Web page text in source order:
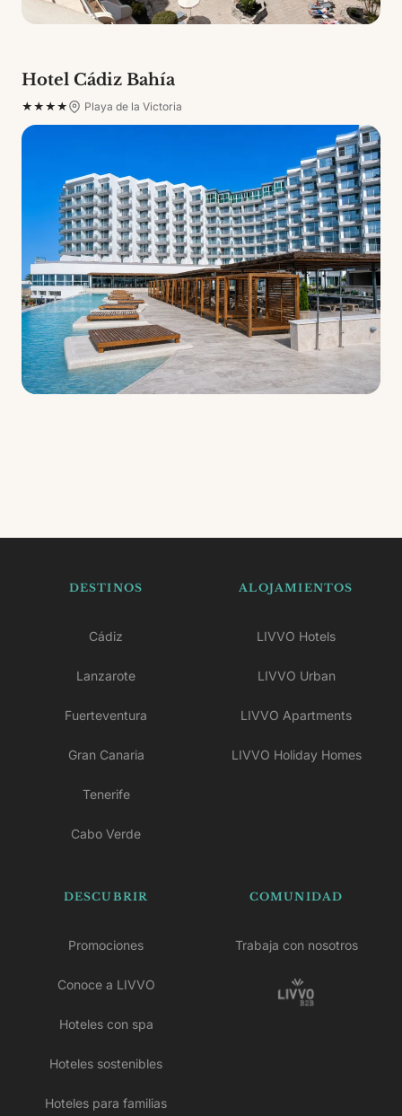
Hotel Cádiz Bahía
★★★★ Playa de la Victoria
DESTINOS
Cádiz
Lanzarote
Fuerteventura
Gran Canaria
Tenerife
Cabo Verde
ALOJAMIENTOS
LIVVO Hotels
LIVVO Urban
LIVVO Apartments
LIVVO Holiday Homes
DESCUBRIR
Promociones
Conoce a LIVVO
Hoteles con spa
Hoteles sostenibles
Hoteles para familias
COMUNIDAD
Trabaja con nosotros